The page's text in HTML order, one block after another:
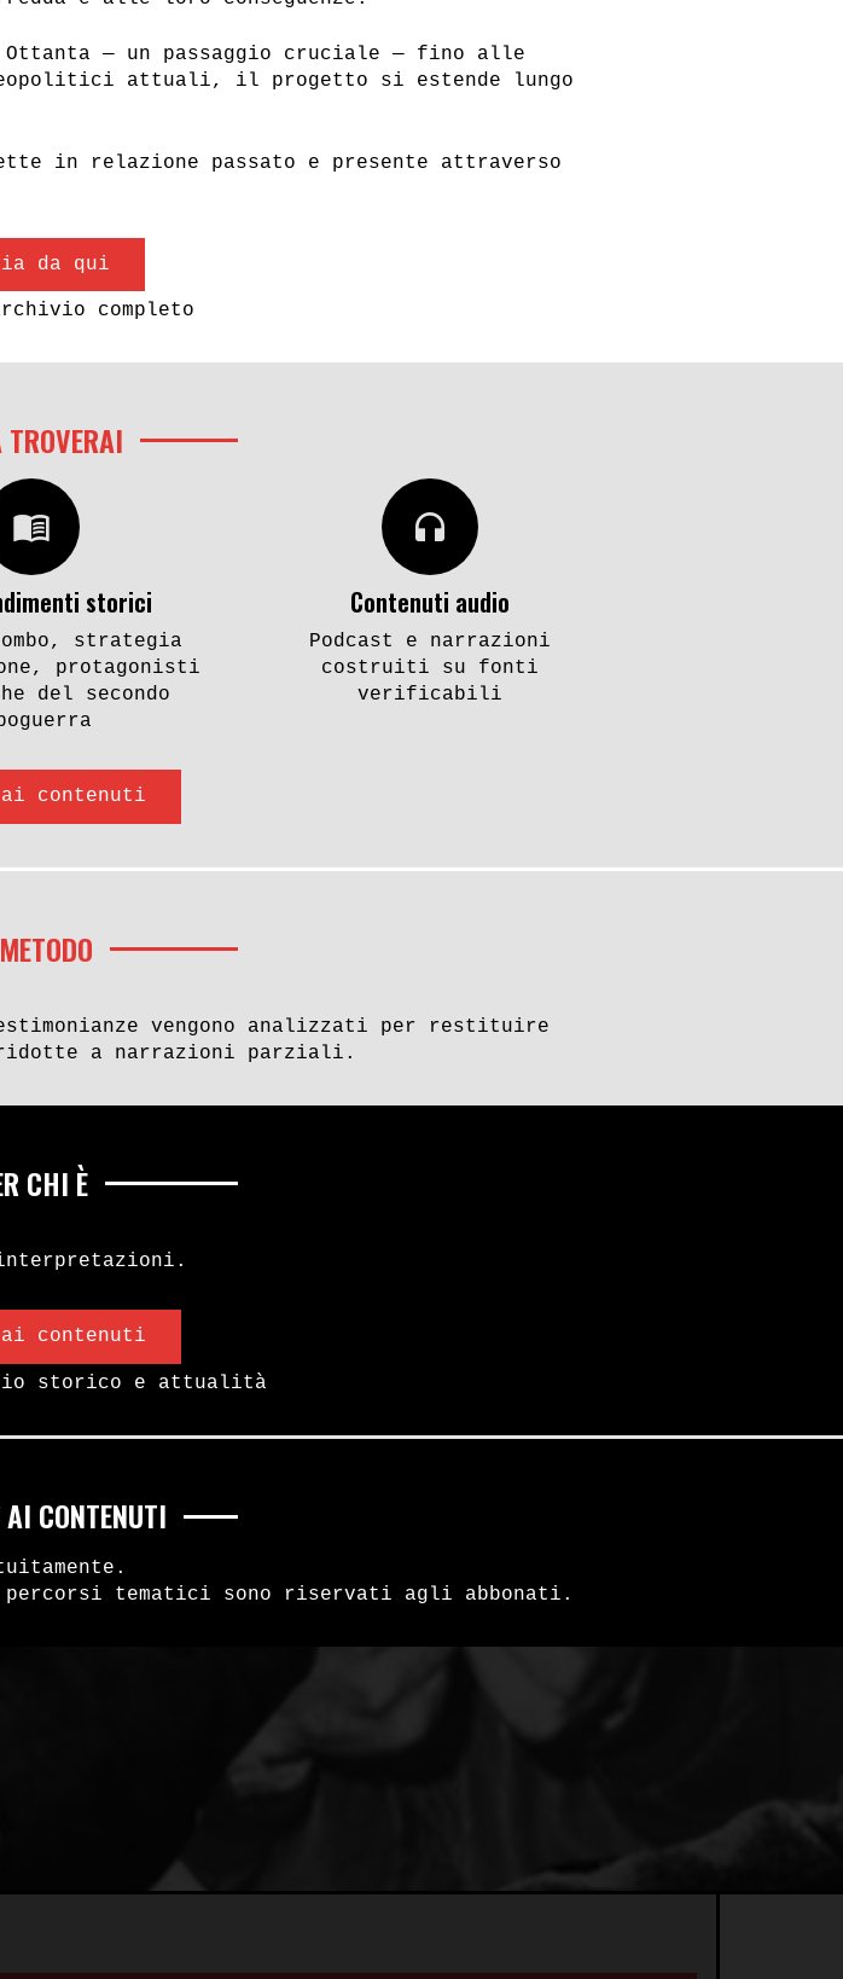
— un passaggio cruciale — fino alle
attuali, il progetto si estende lungo
in relazione passato e presente attraverso
da qui
completo
TROVERAI
menu_book
storici
strategia
protagonisti
del secondo
headphones
Contenuti audio
Podcast e narrazioni
costruiti su fonti
verificabili
ai contenuti
vengono analizzati per restituire
ridotte a narrazioni parziali.
CHI È
ai contenuti
storico e attualità
CONTENUTI
tematici sono riservati agli abbonati.